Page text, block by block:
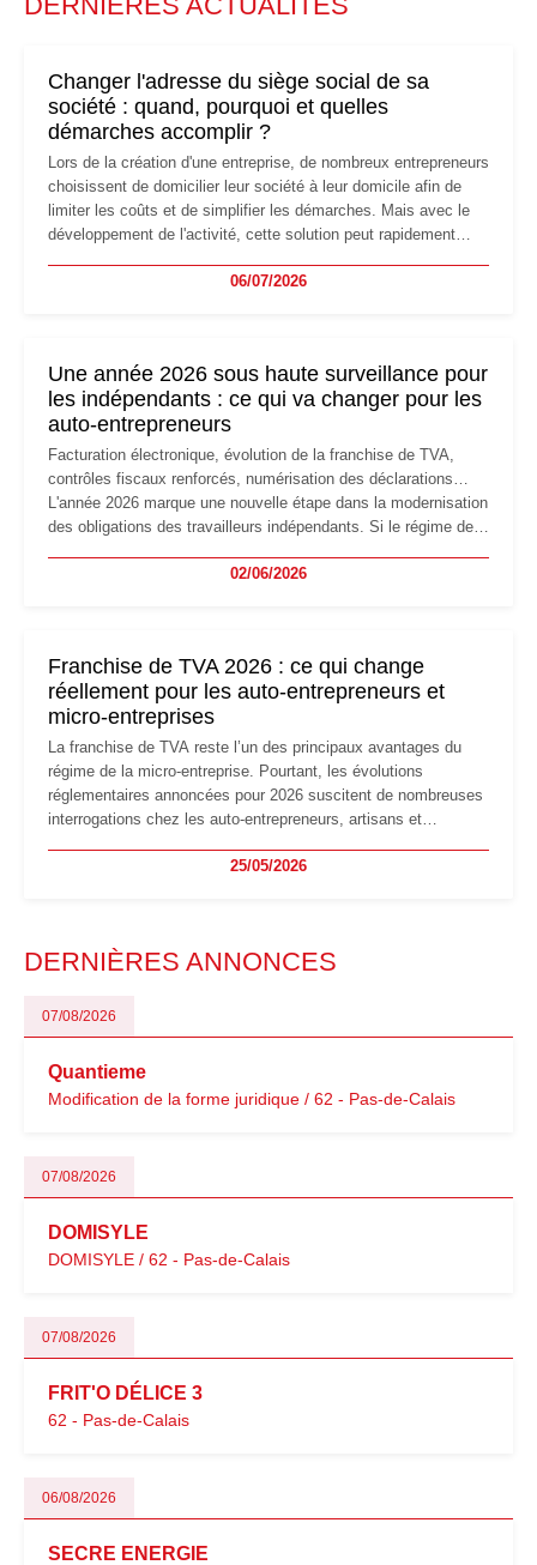
Changer l'adresse du siège social de sa
société : quand, pourquoi et quelles
démarches accomplir ?
Lors de la création d'une entreprise, de nombreux entrepreneurs
choisissent de domicilier leur société à leur domicile afin de
limiter les coûts et de simplifier les démarches. Mais avec le
développement de l'activité, cette solution peut rapidement
professionnels, recrutement, image de marque… Le
06/07/2026
Une année 2026 sous haute surveillance pour
les indépendants : ce qui va changer pour les
auto-entrepreneurs
Facturation électronique, évolution de la franchise de TVA,
contrôles fiscaux renforcés, numérisation des déclarations…
L'année 2026 marque une nouvelle étape dans la modernisation
des obligations des travailleurs indépendants. Si le régime de
les auto-entrepreneurs devront s'adapter à un environnement
02/06/2026
Franchise de TVA 2026 : ce qui change
réellement pour les auto-entrepreneurs et
micro-entreprises
La franchise de TVA reste l’un des principaux avantages du
régime de la micro-entreprise. Pourtant, les évolutions
réglementaires annoncées pour 2026 suscitent de nombreuses
interrogations chez les auto-entrepreneurs, artisans et
facturation ou risque de bascule vers la TVA : les règles
25/05/2026
DERNIÈRES ANNONCES
07/08/2026
Quantieme
Modification de la forme juridique / 62 - Pas-de-Calais
07/08/2026
DOMISYLE
DOMISYLE / 62 - Pas-de-Calais
07/08/2026
FRIT'O DÉLICE 3
62 - Pas-de-Calais
06/08/2026
SECRE ENERGIE